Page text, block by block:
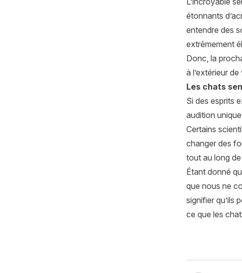
étonnants
entendre des
extrêmement
Donc, la
à l’extérieur
Les chats
Si des esprits
audition
Certains
changer des
tout au long
Étant donné
que nous ne
signifier qu’ils
ce que les